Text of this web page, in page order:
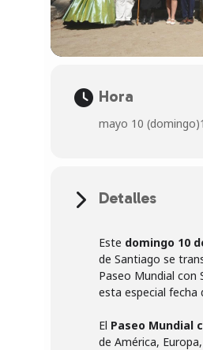
Hora
mayo 10 (domingo)
Detalles
Este domingo 10
de Santiago se
Paseo Mundial con
esta especial fecha
El Paseo Mundial
de América,